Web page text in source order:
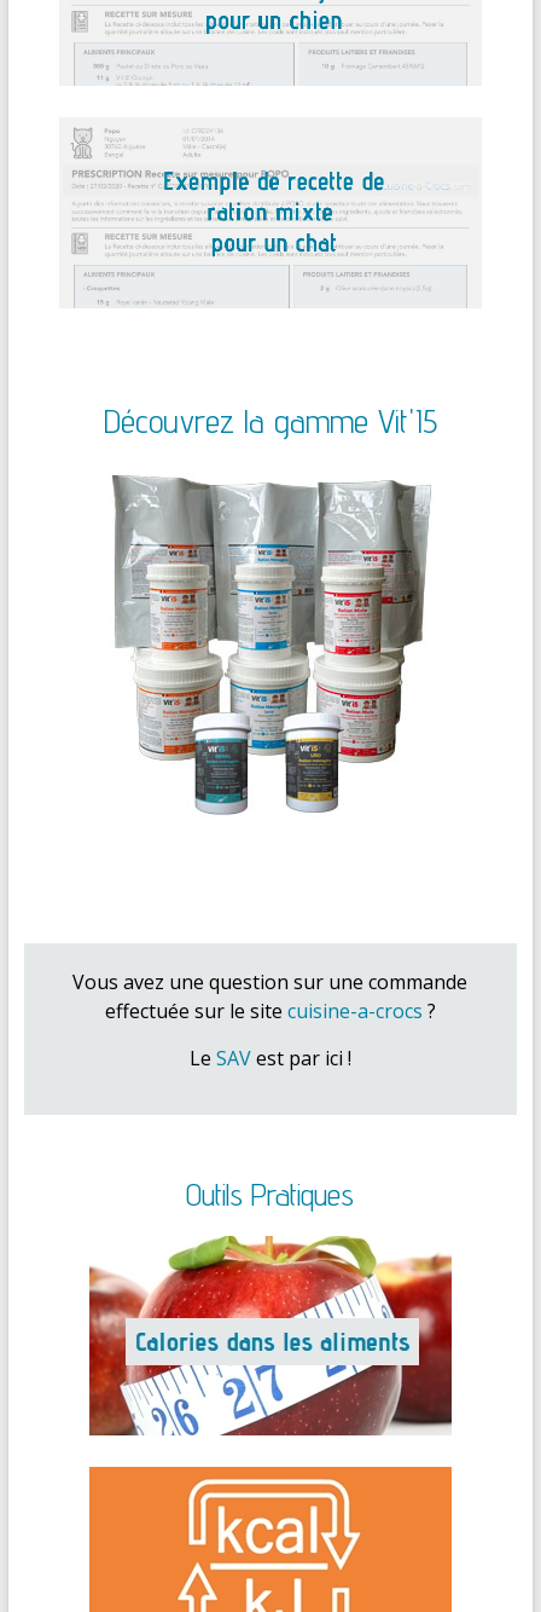
Découvrez la gamme Vit'I5
Vous avez une question sur une commande
effectuée sur le site cuisine-a-crocs ?
Le SAVest par ici !
Outils Pratiques